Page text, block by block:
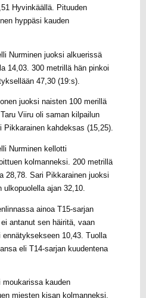
Hyvinkäällä. Pituuden
hyppäsi kauden
Nurminen juoksi alkuerissä
14,03. 300 metrillä hän pinkoi
47,30 (19:s).
juoksi naisten 100 merillä
Viiru oli saman kilpailun
Pikkarainen kahdeksas (15,25).
Nurminen kellotti
kolmanneksi. 200 metrillä
28,78. Sari Pikkarainen juoksi
ajan 32,10.
ainoa T15-sarjan
antanut sen häiritä, vaan
10,43. Tuolla
eli T14-sarjan kuudentena
kauden
miesten kisan kolmanneksi.